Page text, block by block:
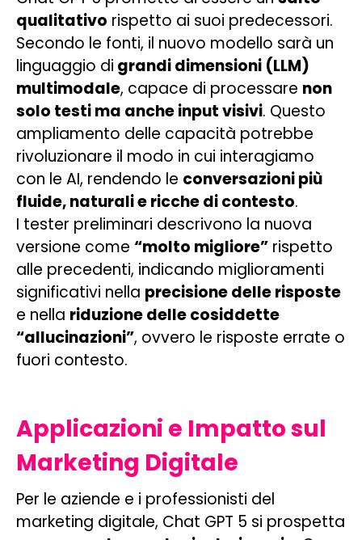
qualitativo rispetto ai suoi predecessori.
Secondo le fonti, il nuovo modello sarà un
linguaggio di grandi dimensioni (LLM)
multimodale, capace di processare non
solo testi ma anche input visivi. Questo
ampliamento delle capacità potrebbe
rivoluzionare il modo in cui interagiamo
con le AI, rendendo le conversazioni più
fluide, naturali e ricche di contesto.
I tester preliminari descrivono la nuova
versione come “molto migliore” rispetto
alle precedenti, indicando miglioramenti
significativi nella precisione delle risposte
e nella riduzione delle cosiddette
“allucinazioni”, ovvero le risposte errate o
fuori contesto.
Applicazioni e Impatto sul
Marketing Digitale
Per le aziende e i professionisti del
marketing digitale, Chat GPT 5 si prospetta